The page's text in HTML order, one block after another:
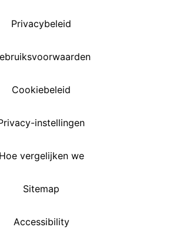
Privacybeleid
Cookiebeleid
instellingen
Hoe vergelijken we
Sitemap
Accessibility